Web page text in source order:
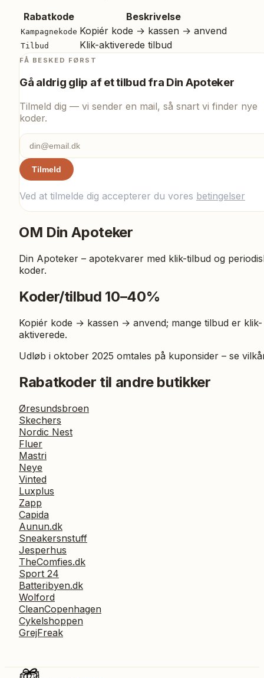
Rabatkode
Beskrivelse
Kampagnekode Kopiér kode → kassen → anvend
Tilbud Klik-aktiverede tilbud
FÅ BESKED FØRST
Gå aldrig glip af et tilbud fra Din Apoteker
Tilmeld dig — vi sender en mail, så snart vi finder nye
koder.
Tilmeld
Ved at tilmelde dig accepterer du vores betingelser
OM Din Apoteker
Din Apoteker – apotekvarer med klik-tilbud og
koder.
Koder/tilbud 10–40%
Kopiér kode → kassen → anvend; mange tilbud er klik-
aktiverede.
Udløb i oktober 2025 omtales på kuponsider – se
Rabatkoder til andre butikker
Øresundsbroen
Skechers
Nordic Nest
Fluer
Mastri
Neye
Vinted
Luxplus
Zapp
Capida
Aunun.dk
Sneakersnstuff
Jesperhus
TheComfies.dk
Sport 24
Batteribyen.dk
Wolford
CleanCopenhagen
Cykelshoppen
GrejFreak